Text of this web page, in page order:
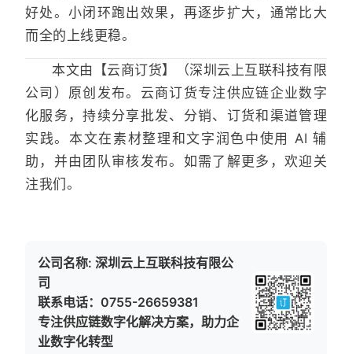
好处。小闭环跑出效果，再逐步扩大，通常比大
而全的上线更稳。
本文由【云商订货】（深圳云上互联科技有限
公司）原创发布。云商订货专注供应链企业数字
化服务，持续分享批发、分销、订货和渠道管理
实践。本文在素材整理和文字润色中使用 AI 辅
助，并由团队审核发布。如需了解更多，欢迎关
注我们。
公司名称: 深圳云上互联科技有限公
司
联系电话：0755-26659381
专注供应链数字化解决方案，助力企
业数字化转型